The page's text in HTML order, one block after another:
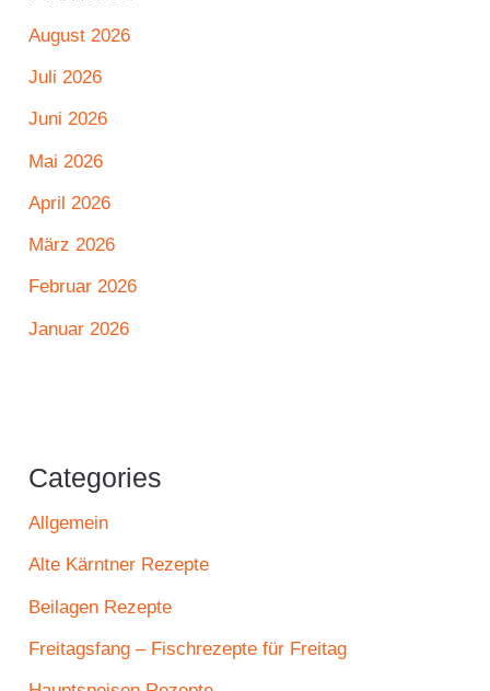
August 2026
Juli 2026
Juni 2026
Mai 2026
April 2026
März 2026
Februar 2026
Januar 2026
Categories
Allgemein
Alte Kärntner Rezepte
Beilagen Rezepte
Freitagsfang – Fischrezepte für Freitag